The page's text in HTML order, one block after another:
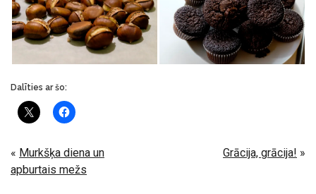
Dalīties ar šo:
« Murkšķa diena un
apburtais mežs
Grācija, grācija! »